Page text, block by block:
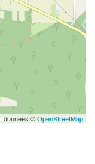
| données ©OpenStreetMap